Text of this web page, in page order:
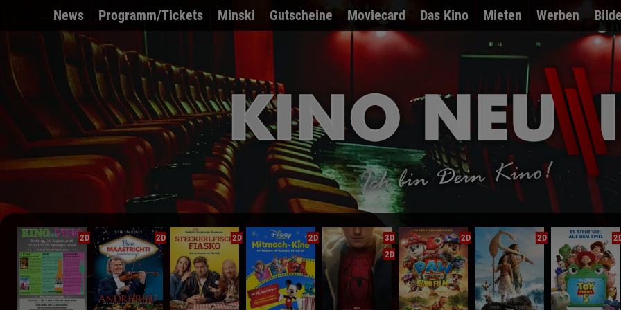
News Programm/Tickets Minski Gutscheine Moviecard Das Kino Mieten Werben
2D 2D 2D 2D
3D
2D
2D 2D